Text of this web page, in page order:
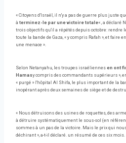
« Citoyens d'Israël, il n'y a pas de guerre plus juste
à terminez-le par une victoire totale« , a déclaré
trois objectifs qu'il a répétés depuis octobre: ​​rendre
toute la bande de Gaza, « y compris Rafah », et faire
une menace ».
Selon Netanyahu, les troupes israéliennes en ont
Hamasy compris des commandants supérieurs »,
« purgé » l'hôpital Al Shifa, le plus important de la
inopérant après deux semaines de siège et de
« Nous détruisons des usines de roquettes, des
à détruire systématiquement le sous-sol (en
sommes à un pas de la victoire. Mais le prix qui
déchirant », a-t-il déclaré. un résumé de ces six mois.